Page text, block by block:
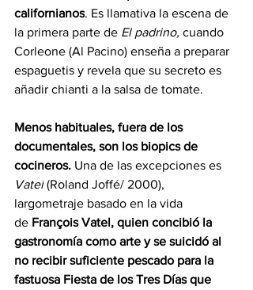
californianos. Es llamativa la escena de
la primera parte de El padrino, cuando
Corleone (Al Pacino) enseña a preparar
espaguetis y revela que su secreto es
añadir chianti a la salsa de tomate.
Menos habituales, fuera de los
documentales, son los biopics de
cocineros. Una de las excepciones es
Vatel (Roland Joffé/ 2000),
largometraje basado en la vida
de François Vatel, quien concibió la
gastronomía como arte y se suicidó al
no recibir suficiente pescado para la
fastuosa Fiesta de los Tres Días que